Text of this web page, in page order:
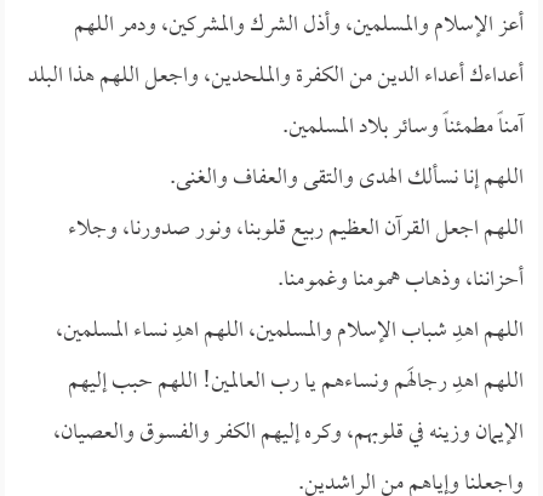
أعز الإسلام والمسلمين، وأذل الشرك والمشركين، ودمر اللهم
أعداءك أعداء الدين من الكفرة والملحدين، واجعل اللهم هذا البلد
آمناً مطمئناً وسائر بلاد المسلمين.
اللهم إنا نسألك الهدى والتقى والعفاف والغنى.
اللهم اجعل القرآن العظيم ربيع قلوبنا، ونور صدورنا، وجلاء
أحزاننا، وذهاب همومنا وغمومنا.
اللهم اهدِ شباب الإسلام والمسلمين، اللهم اهدِ نساء المسلمين،
اللهم اهدِ رجالَهم ونساءهم يا رب العالمين! اللهم حبب إليهم
الإيمان وزينه في قلوبهم، وكره إليهم الكفر والفسوق والعصيان،
واجعلنا وإياهم من الراشدين.